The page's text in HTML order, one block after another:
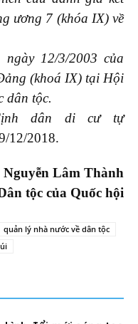
ương 7 (khóa IX) về
ngày 12/3/2003 của
(khoá IX) tại Hội
dân tộc.
dân di cư tự
12/2018.
Nguyễn Lâm Thành
tộc của Quốc hội
quản lý nhà nước về dân tộc